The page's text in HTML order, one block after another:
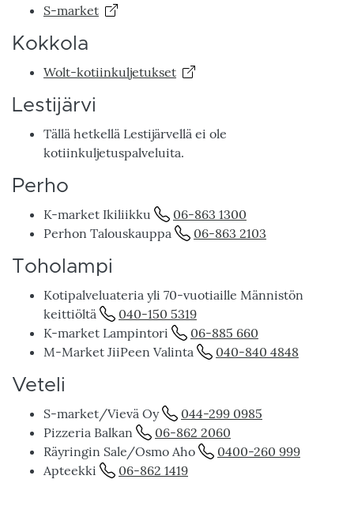
S-market
Kokkola
Wolt-kotiinkuljetukset
Lestijärvi
Tällä hetkellä Lestijärvellä ei ole
kotiinkuljetuspalveluita.
Perho
K-market Ikiliikku
06-863 1300
Perhon Talouskauppa
06-863 2103
Toholampi
Kotipalveluateria yli 70-vuotiaille Männistön
keittiöltä
040-150 5319
K-market Lampintori
06-885 660
M-Market JiiPeen Valinta
040-840 4848
Veteli
S-market/Vievä Oy
044-299 0985
Pizzeria Balkan
06-862 2060
Räyringin Sale/Osmo Aho
0400-260 999
Apteekki
06-862 1419